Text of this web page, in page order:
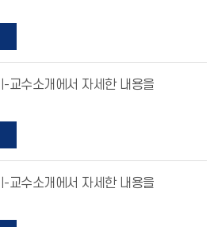
-교수소개에서 자세한 내용을
교수소개에서 자세한 내용을